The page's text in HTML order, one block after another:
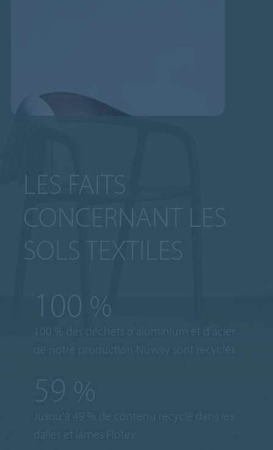
LES FAITS
CONCERNANT LES
SOLS TEXTILES
100 %
100 % des déchets d'aluminium et d'acier
de notre production Nuway sont recyclés
59 %
Jusqu'à 49 % de contenu recyclé dans les
dalles et lames Flotex